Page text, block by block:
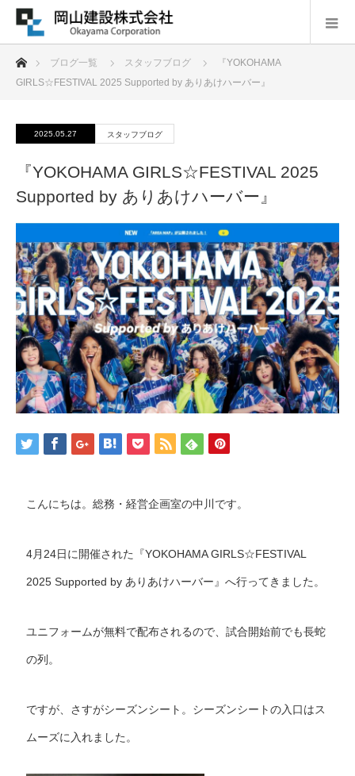
ホームブログ一覧 スタッフブログ
『YOKOHAMA
GIRLS☆FESTIVAL 2025 Supported by ありあけハーバー』
2025.05.27 スタッフブログ
『YOKOHAMA GIRLS☆FESTIVAL 2025
Supported by ありあけハーバー』
こんにちは。総務・経営企画室の中川です。
4月24日に開催された『YOKOHAMA GIRLS☆FESTIVAL
2025 Supported by ありあけハーバー』へ行ってきました。
ユニフォームが無料で配布されるので、試合開始前でも長蛇
の列。
ですが、さすがシーズンシート。シーズンシートの入口はス
ムーズに入れました。